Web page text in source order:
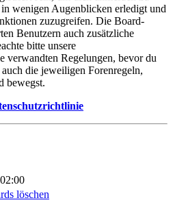
wenigen Augenblicken erledigt und
zuzugreifen. Die Board-
Benutzern auch zusätzliche
bitte unsere
verwandten Regelungen, bevor du
die jeweiligen Forenregeln,
bewegst.
löschen